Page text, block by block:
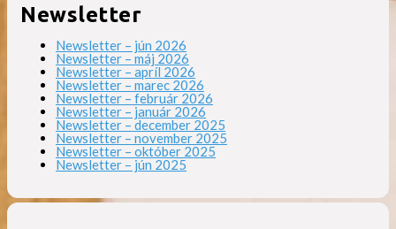
Newsletter
Newsletter – jún 2026
Newsletter – máj 2026
Newsletter – apríl 2026
Newsletter – marec 2026
Newsletter – február 2026
Newsletter – január 2026
Newsletter – december 2025
Newsletter – november 2025
Newsletter – október 2025
Newsletter – jún 2025